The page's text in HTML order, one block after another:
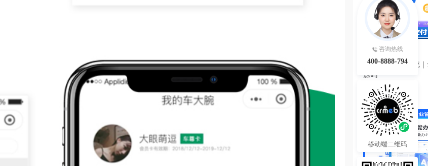
3980.00
智能轮询支付系统
源码
热度 8
咨询热线
400-8888-794
移动端二维码